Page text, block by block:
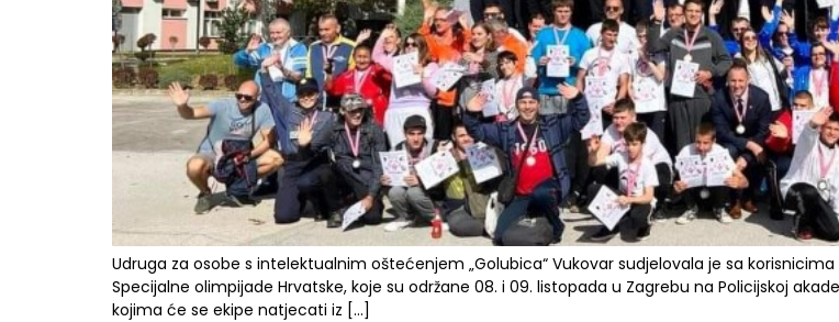
Udruga za osobe s intelektualnim oštećenjem „Golubica“ Vukovar sudjelovala je sa
Specijalne olimpijade Hrvatske, koje su održane 08. i 09. listopada u Zagrebu na Policijskoj
kojima će se ekipe natjecati iz […]